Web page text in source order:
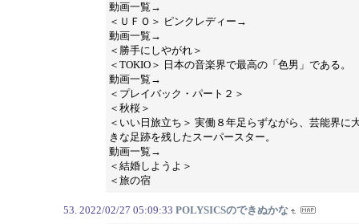
動画一覧→
＜ＵＦＯ＞ ピンクレディー→
動画一覧→
＜勝手にしやがれ＞
＜TOKIO＞ 日本の音楽界で最高の「色男」である。
動画一覧→
＜プレイバック・パート２＞
＜秋桜＞
＜いい日旅立ち＞ 実働８年足らずながら、芸能界に
きな足跡を残したスーパースター。
動画一覧→
＜結婚しようよ＞
＜旅の宿
2022/02/27 05:09:33 POLYSICSのできぬかな